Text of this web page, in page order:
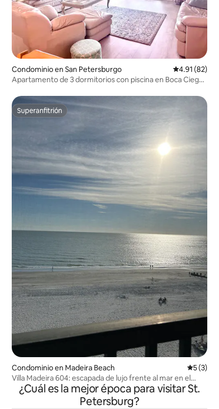
Condominio en San Petersburgo Calificación
4.91 (82)
Apartamento de 3 dormitorios con piscina en Boca Ciega
Superanfitrión
Superanfitrión
Condominio en Madeira Beach
5 (3)
Villa Madeira 604: escapada de lujo frente al mar en el
golfo
¿Cuál es la mejor época para visitar St.
Petersburg?